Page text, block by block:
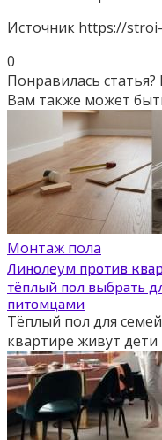
Источник https://
0
Понравилась
Вам также может
Монтаж пола
Линолеум против
тёплый пол выбрать
питомцами
Тёплый пол для
квартире живут